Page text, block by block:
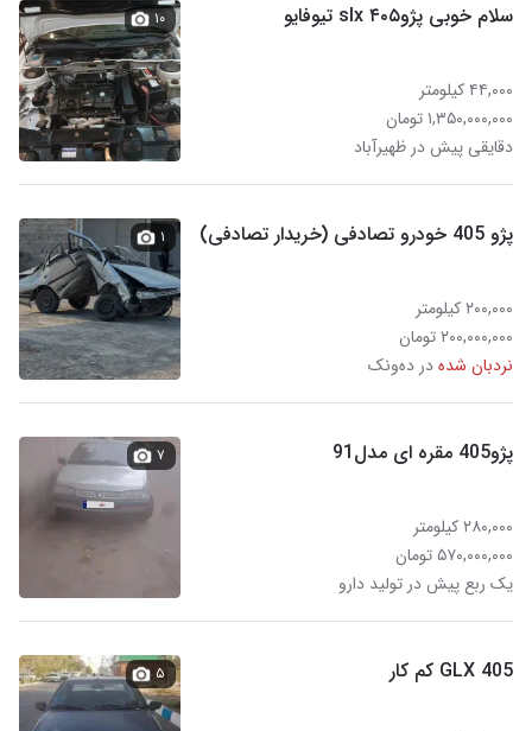
سلام خوبی پژو۴۰۵ slx تیوفایو
۴۴,۰۰۰ کیلومتر
۱,۳۵۰,۰۰۰,۰۰۰ تومان
دقایقی پیش در ظهیرآباد
۱۰
پژو 405 خودرو تصادفی (خریدار تصادفی)
۲۰۰,۰۰۰ کیلومتر
۲۰۰,۰۰۰,۰۰۰ تومان
نردبان شدهدر ده‌ونک
۱
پژو405 مقره ای مدل91
۲۸۰,۰۰۰ کیلومتر
۵۷۰,۰۰۰,۰۰۰ تومان
یک ربع پیش در تولید دارو
۷
405 GLX کم کار ۵